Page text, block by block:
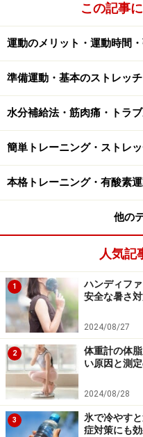
年齢に伴うやせにくさを
肉量を増やすような運
す。また、積極的に体
なりやすい傾向を抑え
していく必要があります
コツは「これな
を、気負わず実践
ジョギングやウオーキ
としては消費カロリーを
短い時間でも構いません
た運動を始めてみましょ
は、自宅でテレビを見
ウオーキングだけでも消
く運動に対するハードル
というものをコツコツ
てお休みをしてしまった
この記事
運動のメリット・運動時間
準備運動・基本のストレッチ
水分補給法・筋肉痛・トラ
簡単トレーニング・ストレ
本格トレーニング・有酸素
他の
人気記
1
ハンディフ
安全な暑さ
2024/08/27
2
体重計の体
い原因と測
2024/08/28
3
氷で冷やす
症対策にも